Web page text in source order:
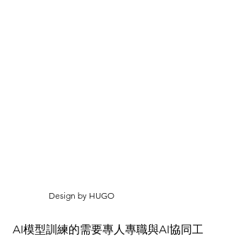
Design by HUGO
AI模型訓練的需要專人專職與AI協同工